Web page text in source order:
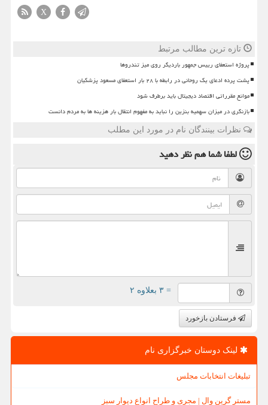
X
تازه ترین مطالب مرتبط
پروژه استعفای رییس جمهور باردیگر روی میز تندروها
پشت پرده ادعای یک روحانی در رابطه با ۲۸ بار استعفای مسعود پزشکیان
موانع مقرراتی اقتصاد دیجیتال باید برطرف شود
بازنگری در میزان سهمیه بنزین را نباید به مفهوم انتقال بار هزینه ها به مردم دانست
نظرات بینندگان نام در مورد این مطلب
لطفا شما همنظر دهید
= ۳ بعلاوه ۲
فرستادن بازخورد
لینک دوستان خبرگزاری نام
تبلیغات انتخابات مجلس
مستر گرین وال | مجری و طراح انواع دیوار سبز